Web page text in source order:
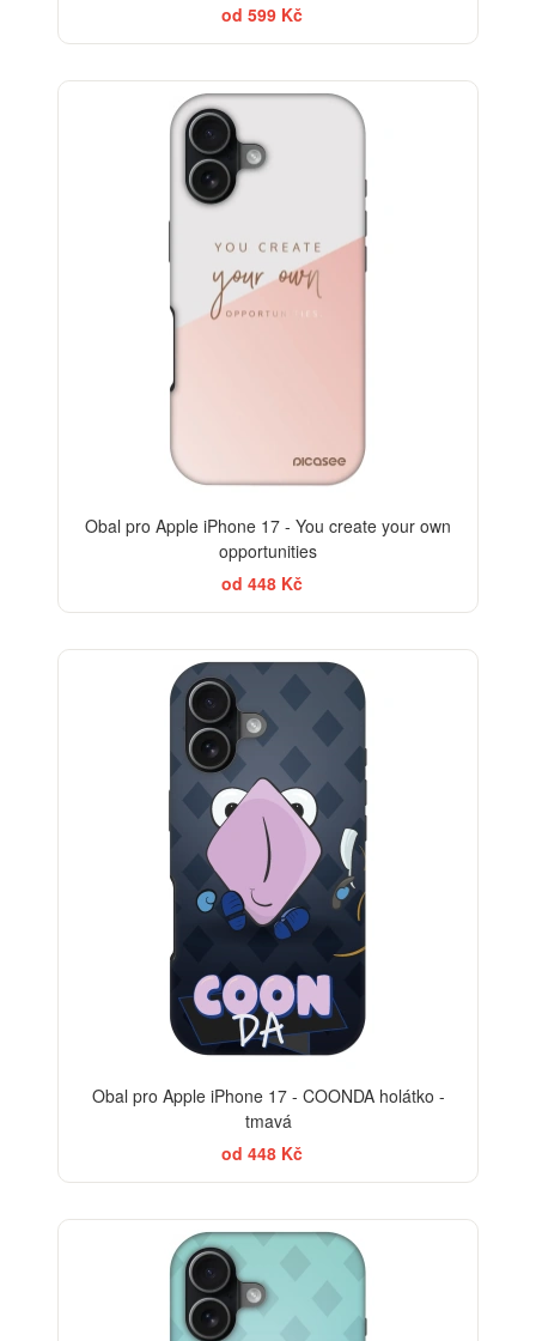
od 599 Kč
Obal pro Apple iPhone 17 - You create your own
opportunities
od 448 Kč
Obal pro Apple iPhone 17 - COONDA holátko -
tmavá
od 448 Kč